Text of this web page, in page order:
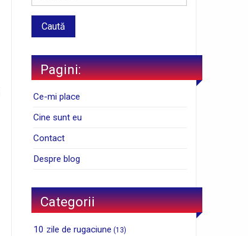
Pagini:
Ce-mi place
Cine sunt eu
Contact
Despre blog
Categorii
10 zile de rugaciune (13)